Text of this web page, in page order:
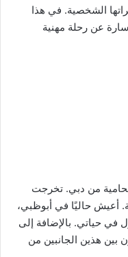
الشخصية. في هذا
عن رحلة مهنية
من دبي. تخرجت
أعيش حاليًا في أبوظبي،
في حياتي. بالإضافة إلى
بين هذين الجانبين من